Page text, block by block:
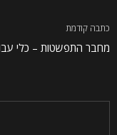
כתבה קודמת
מחבר התפשטות – כלי